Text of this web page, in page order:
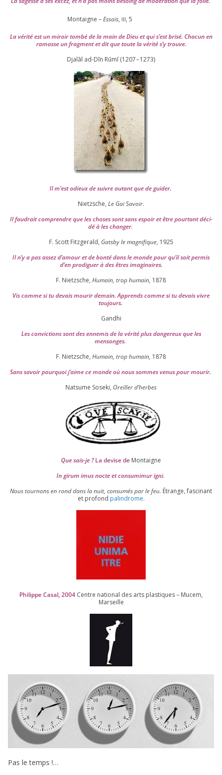
Montaigne –Essais, III, 5
La véri­té est un miroir tom­bé de la main de Dieu et qui s’est bri­sé. Chacun en
ramasse un frag­ment et dit que toute la véri­té s’y trouve.
Djalāl ad-Dīn Rūmī (1207–1273)
Il m’est odieux de suivre autant que de gui­der.
Nietzsche, Le Gai Savoir.
Il fau­drait com­prendre que les choses sont sans espoir et être pour­tant déci­
dé à les chan­ger.
F. Scott Fitzgerald, Gatsby le magni­fique, 1925
Il n’y a pas assez d’a­mour et de bon­té dans le monde pour qu’il soit per­mis
d’en pro­di­guer à des êtres imaginaires.
F. Nietzsche, Humain, trop humain, 1878
Vis comme si tu devais mou­rir demain. Apprends comme si tu devais vivre
toujours.
Gandhi
Les convic­tions sont des enne­mis de la véri­té plus dan­ge­reux que les
mensonges.
F. Nietzsche, Humain, trop humain, 1878
Sans savoir pour­quoi j’aime ce monde où nous sommes venus pour mourir.
Natsume Soseki, Oreiller d’herbes
Que sais-je ?La devise de Montaigne
In girum imus nocte et consu­mi­mur igni.
Nous tour­nons en rond dans la nuit, consu­més par le feu. Étrange, fas­ci­nant
et pro­fond palin­drome.
Philippe Casal,2004 Centre natio­nal des arts plas­tiques – Mucem,
Marseille
Pas le temps !…